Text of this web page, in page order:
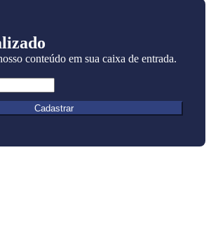
conteúdo em sua caixa de entrada.
Cadastrar